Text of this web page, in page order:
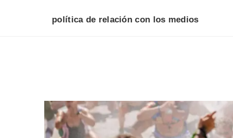
política de relación con los medios